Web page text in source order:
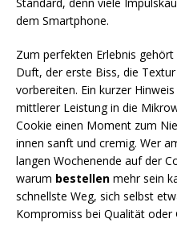
dem Smartphone.
Zum perfekten Erlebnis
Duft, der erste Biss, die
vorbereiten. Ein kurzer
mittlerer Leistung in die
Cookie einen Moment zum
innen sanft und cremig. Wer
langen Wochenende auf der
warum bestellen mehr sein
schnellste Weg, sich selbst
Kompromiss bei Qualität oder